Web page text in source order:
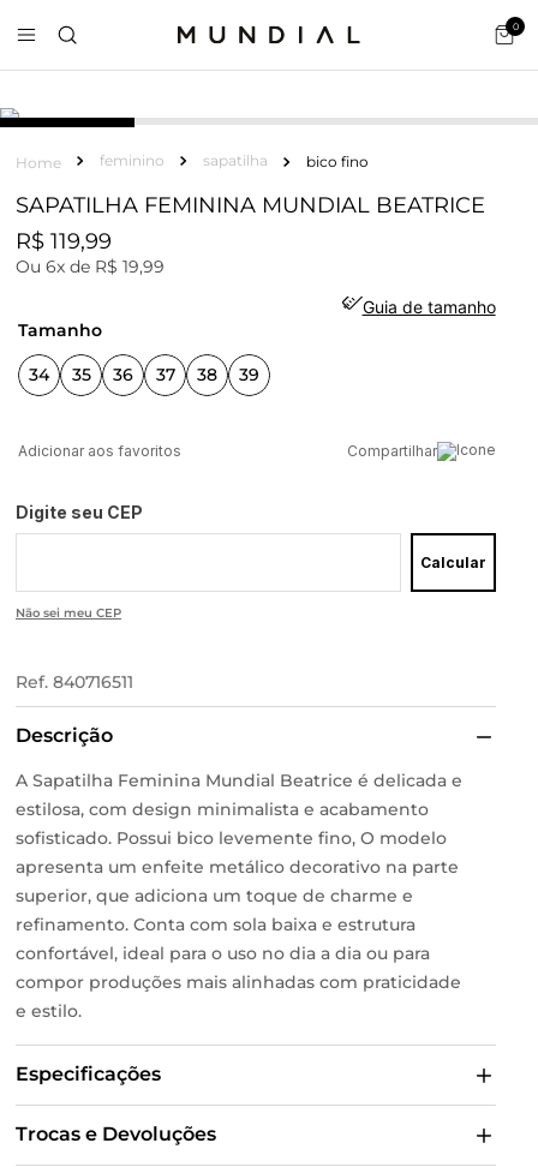
0
feminino sapatilha bico fino
SAPATILHA FEMININA MUNDIAL BEATRICE
R$ 119,99
Ou 6x de R$ 19,99
Guia de tamanho
tamanho
34 35 36 37 38 39
Compartilhar
Digite seu CEP
Calcular
Não sei meu CEP
Ref. 840716511
Descrição
A Sapatilha Feminina Mundial Beatrice é delicada e
estilosa, com design minimalista e acabamento
sofisticado. Possui bico levemente fino, O modelo
apresenta um enfeite metálico decorativo na parte
superior, que adiciona um toque de charme e
refinamento. Conta com sola baixa e estrutura
confortável, ideal para o uso no dia a dia ou para
compor produções mais alinhadas com praticidade
e estilo.
Especificações
Trocas e Devoluções